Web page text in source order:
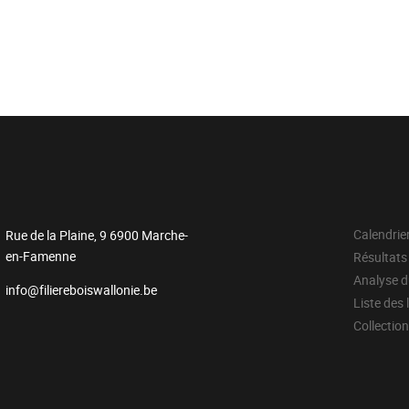
Rue de la Plaine, 9 6900 Marche-
en-Famenne
info@filiereboiswallonie.be
Analyse
Liste des